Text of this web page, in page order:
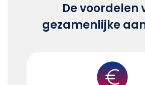
De voordelen
gezamenlijke